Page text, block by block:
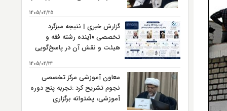
1405/04/25
گزارش خبری | نتیجه میزگرد
تخصصی «آینده رشته فقه و
هیئت و نقش آن در پاسخ‌گویی
1405/04/24
معاون آموزشی مرکز تخصصی
نجوم تشریح کرد :تجربه پنج دوره
آموزشی، پشتوانه برگزاری